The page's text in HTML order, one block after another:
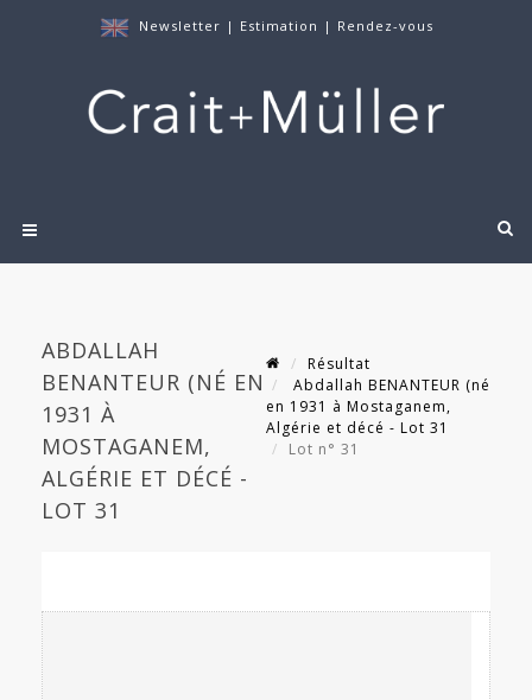
Newsletter | Estimation | Rendez-vous
ABDALLAH
BENANTEUR (NÉ EN
1931 À
MOSTAGANEM,
ALGÉRIE ET DÉCÉ -
LOT 31
Résultat
Abdallah BENANTEUR (né
en 1931 à Mostaganem,
Algérie et décé - Lot 31
Lot n° 31